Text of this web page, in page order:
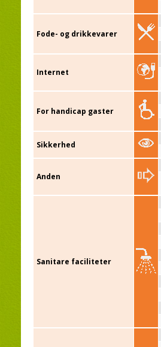
Fode- og drikkevarer
Internet
For handicap gaster
Sikkerhed
Anden
Sanitare faciliteter